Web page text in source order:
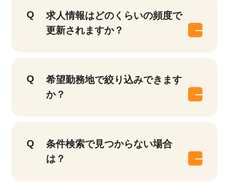
求人情報はどのくらいの頻度で
更新されますか？
希望勤務地で絞り込みできます
か？
条件検索で見つからない場合
は？
該当件数
9,617 件
他の条件を選択